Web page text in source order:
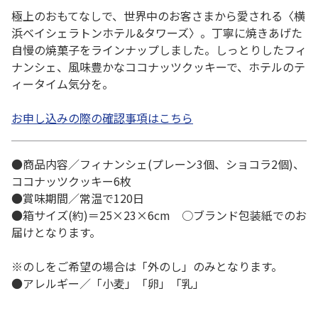
極上のおもてなしで、世界中のお客さまから愛される〈横
浜ベイシェラトンホテル&タワーズ〉。丁寧に焼きあげた
自慢の焼菓子をラインナップしました。しっとりしたフィ
ナンシェ、風味豊かなココナッツクッキーで、ホテルのテ
ィータイム気分を。
お申し込みの際の確認事項はこちら
●商品内容／フィナンシェ(プレーン3個、ショコラ2個)、
ココナッツクッキー6枚
●賞味期間／常温で120日
●箱サイズ(約)＝25×23×6cm ○ブランド包装紙でのお
届けとなります。
※のしをご希望の場合は「外のし」のみとなります。
●アレルギー／「小麦」「卵」「乳」